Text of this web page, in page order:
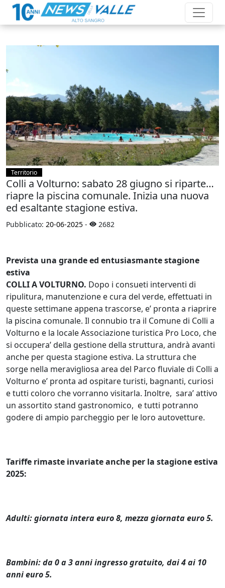
Territorio
Colli a Volturno: sabato 28 giugno si riparte…
riapre la piscina comunale. Inizia una nuova
ed esaltante stagione estiva.
Pubblicato: 20-06-2025 - 2682
Prevista una grande ed entusiasmante stagione
estiva
COLLI A VOLTURNO. Dopo i consueti interventi di
ripulitura, manutenzione e cura del verde, effettuati in
queste settimane appena trascorse, e’ pronta a riaprire
la piscina comunale. Il connubio tra il Comune di Colli a
Volturno e la locale Associazione turistica Pro Loco, che
si occupera’ della gestione della struttura, andrà avanti
anche per questa stagione estiva. La struttura che
sorge nella meravigliosa area del Parco fluviale di Colli a
Volturno e’ pronta ad ospitare turisti, bagnanti, curiosi
e tutti coloro che vorranno visitarla. Inoltre, sara’ attivo
un assortito stand gastronomico, e tutti potranno
godere di ampio parcheggio per le loro autovetture.
Tariffe rimaste invariate anche per la stagione estiva
2025:
Adulti: giornata intera euro 8, mezza giornata euro 5.
Bambini: da 0 a 3 anni ingresso gratuito, dai 4 ai 10
anni euro 5.